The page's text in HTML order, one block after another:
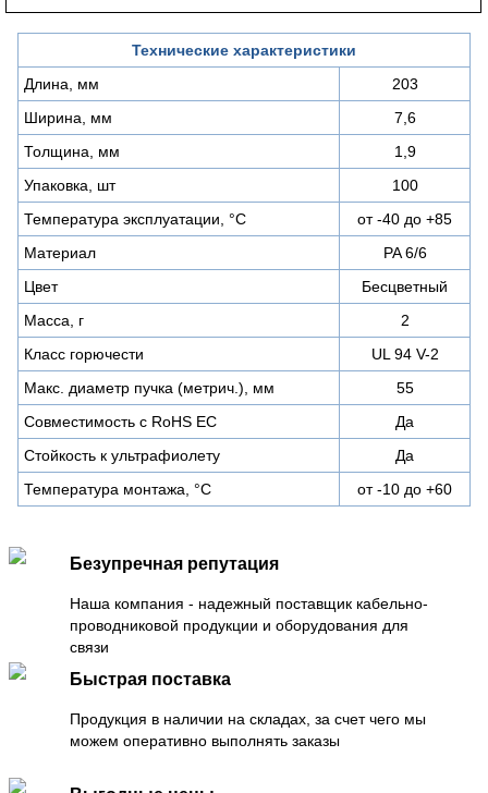
Технические характеристики
Длина, мм
203
Ширина, мм
7,6
Толщина, мм
1,9
Упаковка, шт
100
Температура эксплуатации, °C
от -40 до +85
Материал
PA 6/6
Цвет
Бесцветный
Масса, г
2
Класс горючести
UL 94 V-2
Макс. диаметр пучка (метрич.), мм
55
Совместимость с RoHS ЕС
Да
Стойкость к ультрафиолету
Да
Температура монтажа, °C
от -10 до +60
Безупречная репутация
Наша компания - надежный поставщик кабельно-
проводниковой продукции и оборудования для
связи
Быстрая поставка
Продукция в наличии на складах, за счет чего мы
можем оперативно выполнять заказы